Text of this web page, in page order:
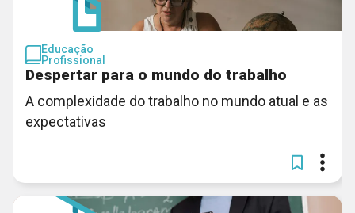
Educação
Profissional
Despertar para o mundo do trabalho
A complexidade do trabalho no mundo atual e as
expectativas